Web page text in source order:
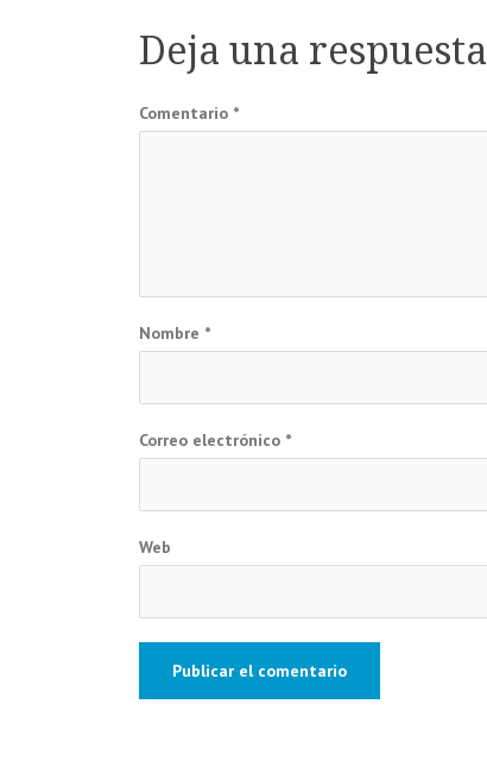
entradas
Deja una respuesta
Comentario *
Nombre *
Correo electrónico *
Web